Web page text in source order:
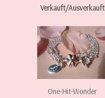
Verkauft/Ausverkauft
One-Hit-Wonder